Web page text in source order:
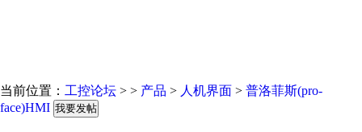
当前位置： 工控论坛 > > 产品 > 人机界面 > 普洛菲斯(pro-
face)HMI 我要发帖